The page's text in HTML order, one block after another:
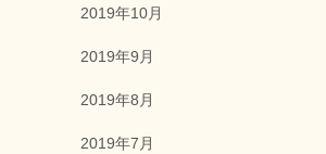
2019年10月
2019年9月
2019年8月
2019年7月